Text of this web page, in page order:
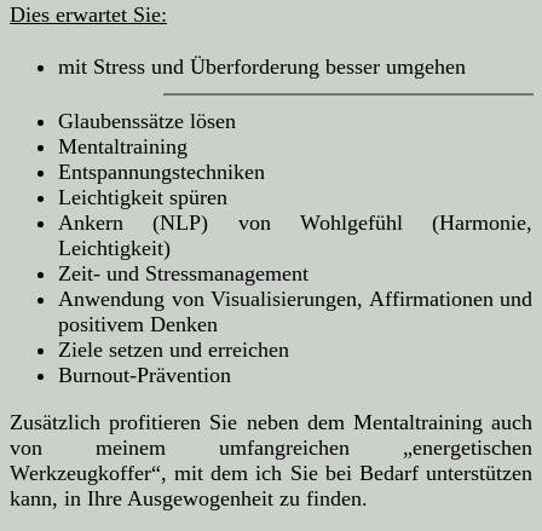
Dies erwartet Sie:
mit Stress und Überforderung besser umgehen
Glaubenssätze lösen
Mentaltraining
Entspannungstechniken
Leichtigkeit spüren
Ankern (NLP) von Wohlgefühl (Harmonie,
Leichtigkeit)
Zeit- und Stressmanagement
Anwendung von Visualisierungen, Affirmationen und
positivem Denken
Ziele setzen und erreichen
Burnout-Prävention
Zusätzlich profitieren Sie neben dem Mentaltraining auch
von meinem umfangreichen „energetischen
Werkzeugkoffer“, mit dem ich Sie bei Bedarf unterstützen
kann, in Ihre Ausgewogenheit zu finden.